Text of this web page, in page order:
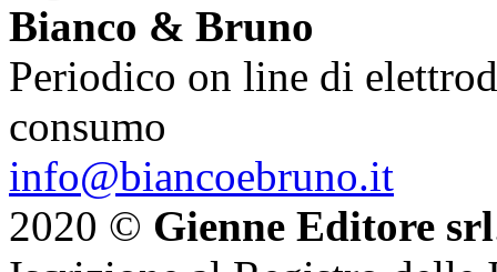
Bianco & Bruno
Periodico on line di
consumo
info@biancoebruno.it
2020 © Gienne Editore srl